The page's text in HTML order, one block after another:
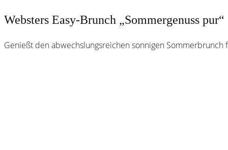
Websters Easy-Brunch „Sommergenuss pur“
Genießt den abwechslungsreichen sonnigen